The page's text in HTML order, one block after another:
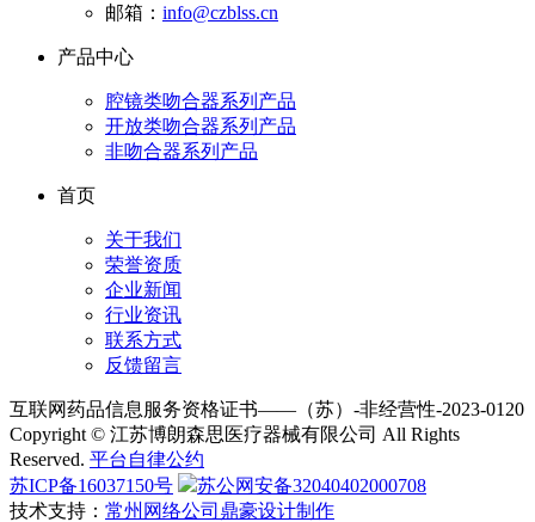
邮箱： info@czblss.cn
产品中心
腔镜类吻合器系列产品
开放类吻合器系列产品
非吻合器系列产品
首页
关于我们
荣誉资质
企业新闻
行业资讯
联系方式
反馈留言
互联网药品信息服务资格证书——（苏）-非经营性-2023-0120
Copyright © 江苏博朗森思医疗器械有限公司 All Rights
Reserved. 平台自律公约
苏ICP备16037150号
苏公网安备32040402000708
技术支持： 常州网络公司鼎豪设计制作